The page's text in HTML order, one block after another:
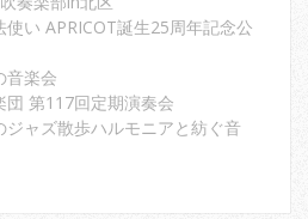
使い APRICOT誕生25周年記念公
音楽会
団 第117回定期演奏会
ジャズ散歩ハルモニアと紡ぐ音